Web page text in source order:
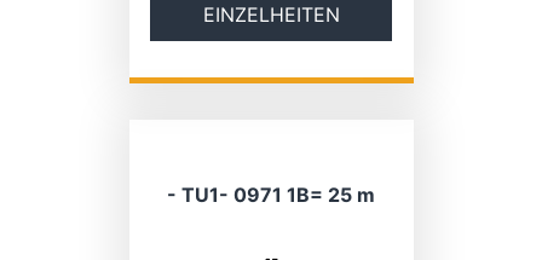
EINZELHEITEN
- TU1- 0971 1B= 25 m